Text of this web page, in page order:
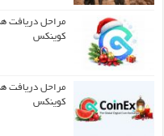
مراحل دریافت
کوینکس
مراحل دریافت
کوینکس